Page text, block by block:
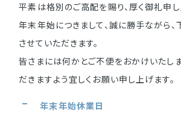
平素は格別のご高配を賜り、厚く御礼申し
年末年始につきまして、誠に勝手ながら
させていただきます。
皆さまには何かとご不便をおかけいたし
だきますよう宜しくお願い申し上げます。
年末年始休業日